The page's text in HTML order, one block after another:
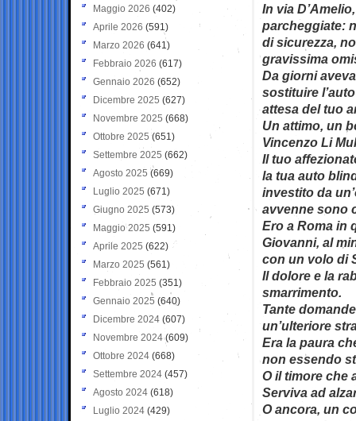
In via
parcheggiate:
di sicurezza,
gravissima
Da giorni
sostituire
attesa del tuo
Un attimo, un
Vincenzo Li
Il tuo
la tua auto
investito da
avvenne sono
Ero a Roma in
Giovanni, al
con un volo di
Il dolore e la
smarrimento.
Tante
un’ulteriore
Era la paura
non essendo
O il timore che
Serviva ad
O ancora, un
Maggio 2026 (402)
Aprile 2026 (591)
Marzo 2026 (641)
Febbraio 2026 (617)
Gennaio 2026 (652)
Dicembre 2025 (627)
Novembre 2025 (668)
Ottobre 2025 (651)
Settembre 2025 (662)
Agosto 2025 (669)
Luglio 2025 (671)
Giugno 2025 (573)
Maggio 2025 (591)
Aprile 2025 (622)
Marzo 2025 (561)
Febbraio 2025 (351)
Gennaio 2025 (640)
Dicembre 2024 (607)
Novembre 2024(609)
Ottobre 2024 (668)
Settembre 2024 (457)
Agosto 2024 (618)
Luglio 2024 (429)